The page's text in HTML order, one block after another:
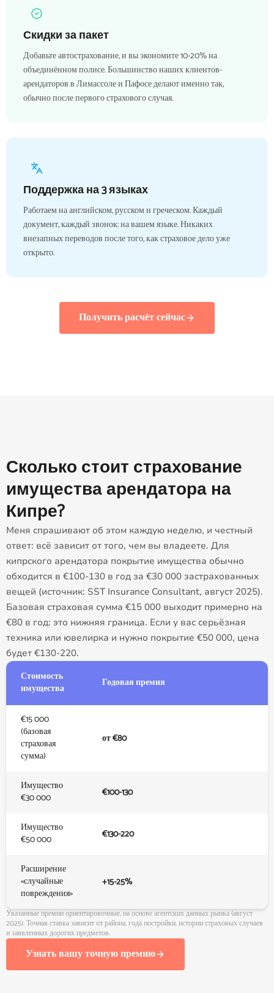
Скидки за пакет
Добавьте автострахование, и вы экономите 10-20% на
объединённом полисе. Большинство наших клиентов-
арендаторов в Лимассоле и Пафосе делают именно так,
обычно после первого страхового случая.
Поддержка на 3 языках
Работаем на английском, русском и греческом. Каждый
документ, каждый звонок: на вашем языке. Никаких
внезапных переводов после того, как страховое дело уже
открыто.
Получить расчёт сейчас
Сколько стоит страхование
имущества арендатора на
Кипре?
Меня спрашивают об этом каждую неделю, и честный
ответ: всё зависит от того, чем вы владеете. Для
кипрского арендатора покрытие имущества обычно
обходится в €100-130 в год за €30 000 застрахованных
вещей (источник: SST Insurance Consultant, август 2025).
Базовая страховая сумма €15 000 выходит примерно на
€80 в год: это нижняя граница. Если у вас серьёзная
техника или ювелирка и нужно покрытие €50 000, цена
будет €130-220.
Стоимость
имущества
Годовая премия
€15 000
(базовая
страховая
сумма)
от €80
Имущество
€30 000
€100-130
Имущество
€50 000
€130-220
Расширение
«случайные
повреждения»
+15-25%
Указанные премии ориентировочные, на основе агентских данных рынка (август
2025). Точная ставка зависит от района, года постройки, истории страховых случаев
и заявленных дорогих предметов.
Узнать вашу точную премию